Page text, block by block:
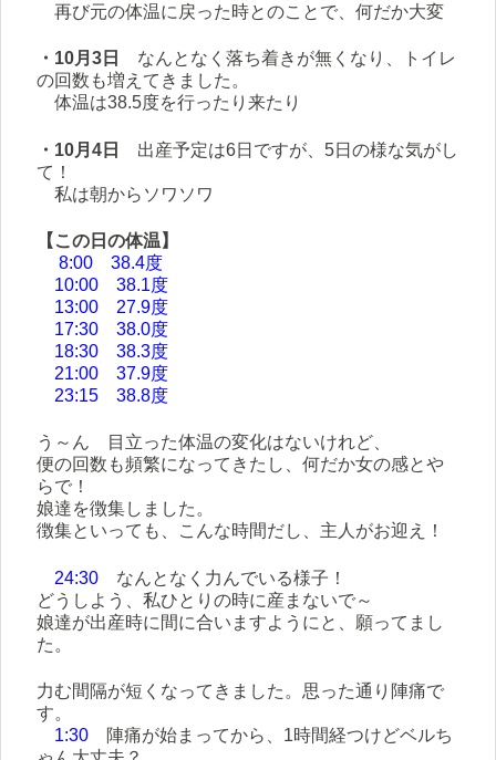
再び元の体温に戻った時とのことで、何だか大変
・10月3日
なんとなく落ち着きが無くなり、トイレ
の回数も増えてきました。
体温は38.5度を行ったり来たり
・10月4日
出産予定は6日ですが、5日の様な気がし
て！
私は朝からソワソワ
【この日の体温】
8:00 38.4度
10:00 38.1度
13:00 27.9度
17:30 38.0度
18:30 38.3度
21:00 37.9度
23:15 38.8度
う～ん 目立った体温の変化はないけれど、
便の回数も頻繁になってきたし、何だか女の感とや
らで！
娘達を徴集しました。
徴集といっても、こんな時間だし、主人がお迎え！
24:30 なんとなく力んでいる様子！
どうしよう、私ひとりの時に産まないで～
娘達が出産時に間に合いますようにと、願ってまし
た。
力む間隔が短くなってきました。思った通り陣痛で
す。
1:30
陣痛が始まってから、1時間経つけどベルち